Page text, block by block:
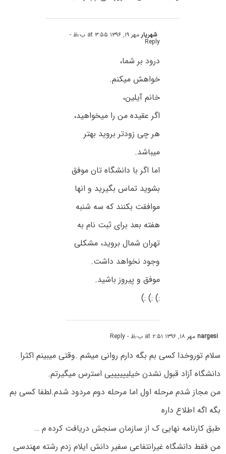
شهریارمهر ۱۹, ۱۳۹۶ at ۳:۵۵ ب٫ظ -
Reply
درود بر شما،
خواهش میکنم.
خانم آیلین،
اگر عقیده من را میخواهید،
هر چی زودتر بروید بهتر
میباشد.
اما اگر با دانشگاه تان موفق
بشوید تماس بگیرید و انها
موافقت بکنند که سه شنبه
هفته بعد برای ثبت نام به
تهران شمال بروید، مشکلی
وجود نخواهد داشت.
موفق و پیروز باشید.
:) :) :)
nargesiمهر ۱۸, ۱۳۹۶ at ۲:۵۱ ب٫ظ - Reply
سلام توروخدا کسی بم بگه دارم روانی میشم .وقتی میبینم اکثرا
دانشگاه آزاد قبول نشدن خیلییییییی استرس میگیرتم.
من مجاز شدم مرحله اول اما مرحله دوم مردود شدم.لطفا کسی بم
بگه اگه اطلاع داره
طبق کارنامه نهایی ک از سازمان سنجش دریافت کرده م …
من فقط دانشگاه غیرانتفاعی سفیر دانش ایلام زدم رشته مهندسی